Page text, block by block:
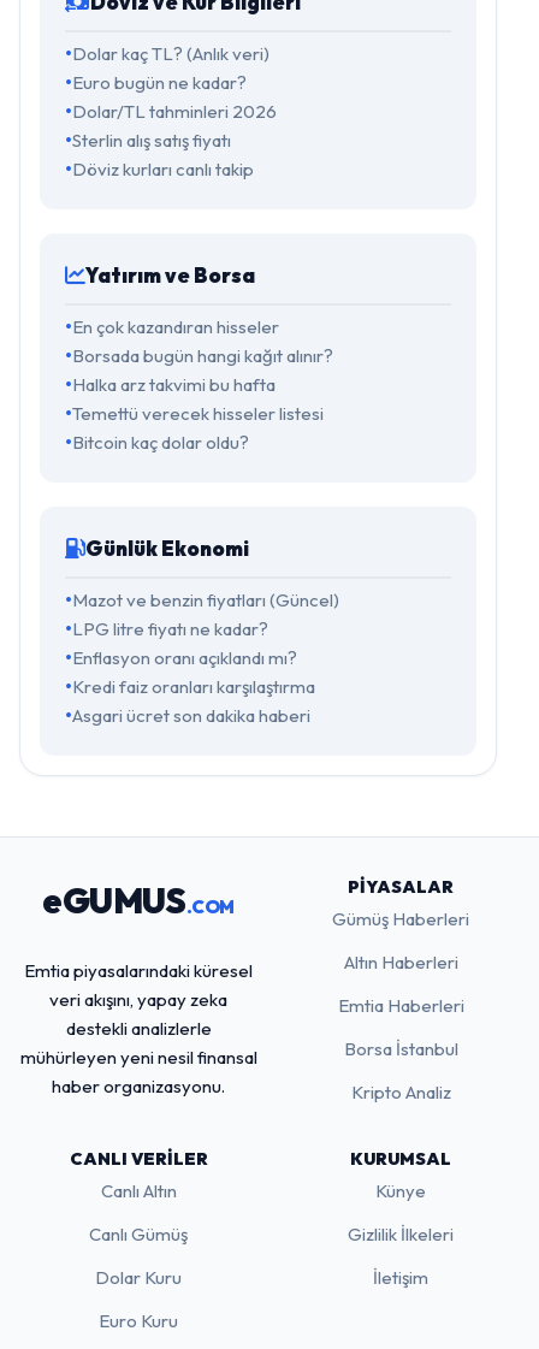
Dolar kaç TL? (Anlık veri)
Euro bugün ne kadar?
Dolar/TL tahminleri 2026
Sterlin alış satış fiyatı
Döviz kurları canlı takip
Yatırım ve Borsa
En çok kazandıran hisseler
Borsada bugün hangi kağıt alınır?
Halka arz takvimi bu hafta
Temettü verecek hisseler listesi
Bitcoin kaç dolar oldu?
Günlük Ekonomi
Mazot ve benzin fiyatları (Güncel)
LPG litre fiyatı ne kadar?
Enflasyon oranı açıklandı mı?
Kredi faiz oranları karşılaştırma
Asgari ücret son dakika haberi
eGUMUS.COM
Emtia piyasalarındaki küresel
veri akışını, yapay zeka
destekli analizlerle
mühürleyen yeni nesil finansal
haber organizasyonu.
PIYASALAR
Gümüş Haberleri
Altın Haberleri
Emtia Haberleri
Borsa İstanbul
Kripto Analiz
CANLI VERILER
Canlı Altın
Canlı Gümüş
Dolar Kuru
Euro Kuru
KURUMSAL
Künye
Gizlilik İlkeleri
İletişim